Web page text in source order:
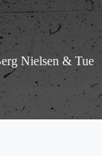
Nielsen & Tue